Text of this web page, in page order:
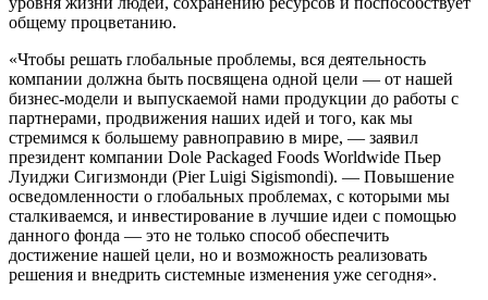
общему процветанию.
«Чтобы решать глобальные проблемы, вся деятельность
компании должна быть посвящена одной цели — от нашей
бизнес-модели и выпускаемой нами продукции до работы с
партнерами, продвижения наших идей и того, как мы
стремимся к большему равноправию в мире, — заявил
президент компании Dole Packaged Foods Worldwide Пьер
Луиджи Сигизмонди (Pier Luigi Sigismondi). — Повышение
осведомленности о глобальных проблемах, с которыми мы
сталкиваемся, и инвестирование в лучшие идеи с помощью
данного фонда — это не только способ обеспечить
достижение нашей цели, но и возможность реализовать
решения и внедрить системные изменения уже сегодня».